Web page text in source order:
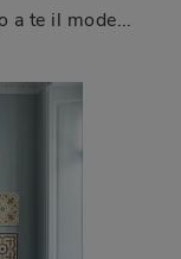
Se cerchi tavoli fissi moderni, ecco a te il modello da pranzo in ceramica Vertigo Noir Desir del marchio Sangiacomo.